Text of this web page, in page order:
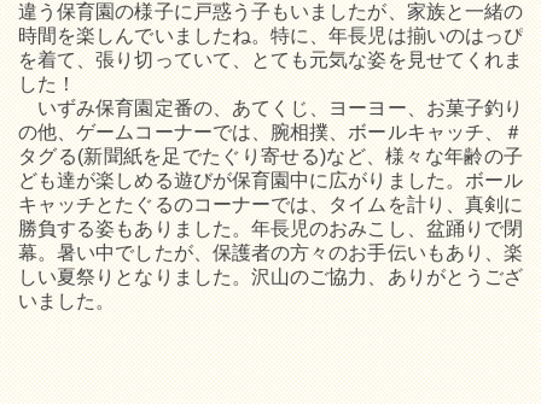
違う保育園の様子に戸惑う子もいましたが、家族と一緒の
時間を楽しんでいましたね。特に、年長児は揃いのはっぴ
を着て、張り切っていて、とても元気な姿を見せてくれま
した！
いずみ保育園定番の、あてくじ、ヨーヨー、お菓子釣り
の他、ゲームコーナーでは、腕相撲、ボールキャッチ、＃
タグる(新聞紙を足でたぐり寄せる)など、様々な年齢の子
ども達が楽しめる遊びが保育園中に広がりました。ボール
キャッチとたぐるのコーナーでは、タイムを計り、真剣に
勝負する姿もありました。年長児のおみこし、盆踊りで閉
幕。暑い中でしたが、保護者の方々のお手伝いもあり、楽
しい夏祭りとなりました。沢山のご協力、ありがとうござ
いました。